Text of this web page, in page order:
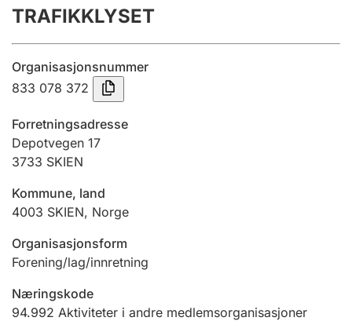
Innsending og forsinkelsesgebyr
Jeger
Ektepaktveileder
Offentlig sektor
TRAFIKKLYSET
Organisasjonsnummer
833 078 372
Forretningsadresse
Depotvegen 17
3733 SKIEN
Kommune, land
4003 SKIEN, Norge
Organisasjonsform
Forening/lag/innretning
Næringskode
94.992 Aktiviteter i andre medlemsorganisasjoner